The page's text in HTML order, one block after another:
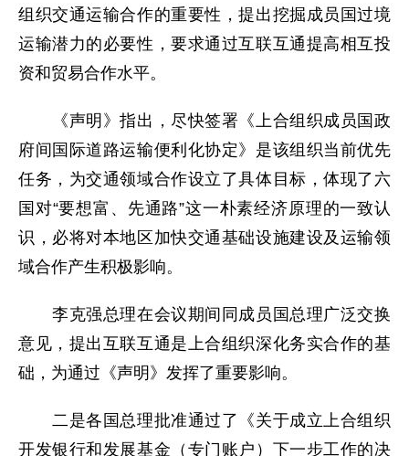
组织交通运输合作的重要性，提出挖掘成员国过境
运输潜力的必要性，要求通过互联互通提高相互投
资和贸易合作水平。
《声明》指出，尽快签署《上合组织成员国政
府间国际道路运输便利化协定》是该组织当前优先
任务，为交通领域合作设立了具体目标，体现了六
国对“要想富、先通路”这一朴素经济原理的一致认
识，必将对本地区加快交通基础设施建设及运输领
域合作产生积极影响。
李克强总理在会议期间同成员国总理广泛交换
意见，提出互联互通是上合组织深化务实合作的基
础，为通过《声明》发挥了重要影响。
二是各国总理批准通过了《关于成立上合组织
开发银行和发展基金（专门账户）下一步工作的决